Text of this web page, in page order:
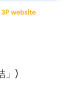
」)